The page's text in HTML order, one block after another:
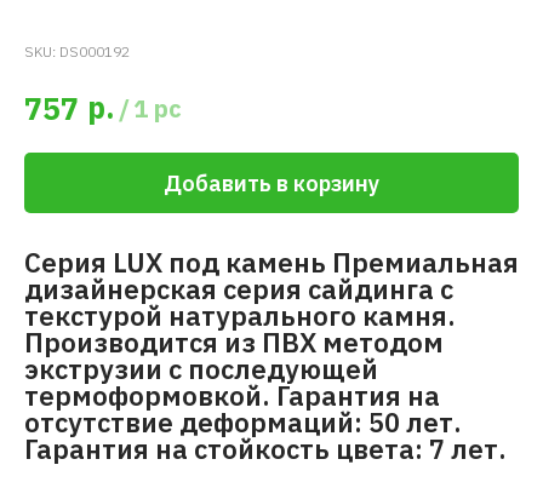
SKU: DS000192
757 р. /1 pc
Добавить в корзину
Серия LUX под камень Премиальная
дизайнерская серия сайдинга с
текстурой натурального камня.
Производится из ПВХ методом
экструзии с последующей
термоформовкой. Гарантия на
отсутствие деформаций: 50 лет.
Гарантия на стойкость цвета: 7 лет.